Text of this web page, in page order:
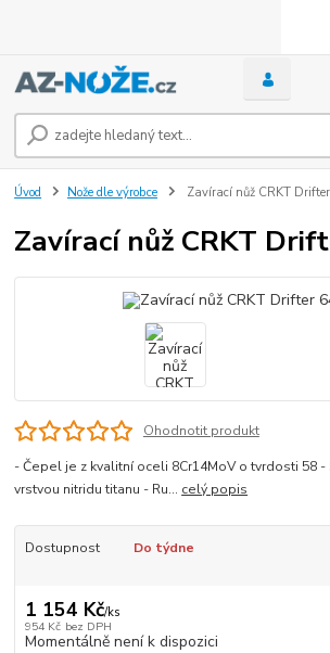
Úvod Nože dle výrobce Zavírací nůž CRKT
Zavírací nůž CRKT
Ohodnotit produkt
- Čepel je z kvalitní oceli 8Cr14MoV o tvrdosti 58 -
vrstvou nitridu titanu - Ru... celý popis
Dostupnost Do týdne
1 154 Kč/ks
954 Kč bez DPH
Momentálně není k dispozici